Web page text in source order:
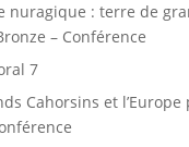
nuragique : terre de
– Conférence
7
Cahorsins et l’Europe